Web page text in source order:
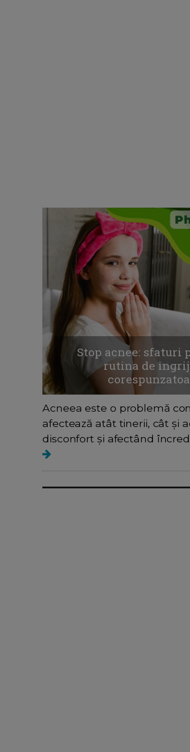
Stop acnee: sfaturi
rutina de
Acneea este o problemă
afectează atât tinerii, cât și
disconfort și afectând